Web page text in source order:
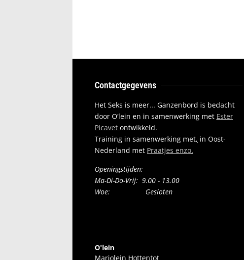
Contactgegevens
Het Seks is meer... Ganzenbord is bedacht
door O’lein en in samenwerking met Ester
Picavet ontwikkeld.
Training in samenwerking met, in Oost-
Nederland met Praatjes enzo.
Openingstijden:
Ma-Di-Do-Vrij: 9.00 - 13.00
Woe: Gesloten
O'lein
Marjolein Hottentot